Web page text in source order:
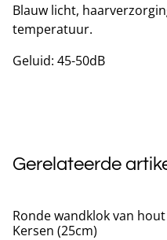
Blauw licht,
temperatuur.
Geluid: 45-50dB
Gerelateerde
Ronde wandklok van hout
Kersen (25cm)